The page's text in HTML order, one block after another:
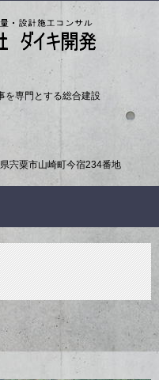
を専門とする総合建設
宍粟市山崎町今宿234番地